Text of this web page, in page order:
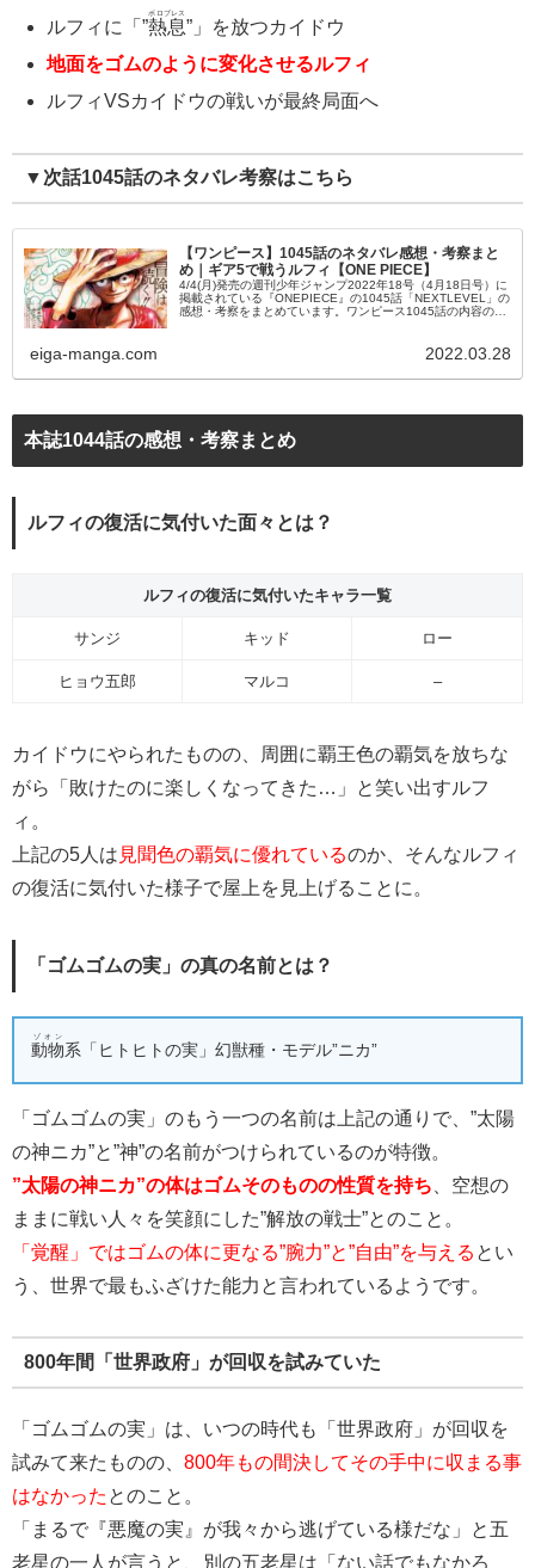
ルフィに「”熱息
ボロブレス
”」を放つカイドウ
地面をゴムのように変化させるルフィ
ルフィVSカイドウの戦いが最終局面へ
▼次話1045話のネタバレ考察はこちら
【ワンピース】1045話のネタバレ感想・考察まと
め｜ギア5で戦うルフィ【ONE PIECE】
4/4(月)発売の週刊少年ジャンプ2022年18号（4月18日号）に
掲載されている『ONEPIECE』の1045話「NEXTLEVEL」の
感想・考察をまとめています。ワンピース1045話の内容のネ
eiga-manga.com 2022.03.28
本誌1044話の感想・考察まとめ
ルフィの復活に気付いた面々とは？
ルフィの復活に気付いたキャラ一覧
サンジ キッド ロー
ヒョウ五郎 マルコ –
カイドウにやられたものの、周囲に覇王色の覇気を放ちな
がら「敗けたのに楽しくなってきた…」と笑い出すルフ
ィ。
上記の5人は 見聞色の覇気に優れているのか、そんなルフィ
の復活に気付いた様子で屋上を見上げることに。
「ゴムゴムの実」の真の名前とは？
動物
ゾオン
系「ヒトヒトの実」幻獣種・モデル”ニカ”
「ゴムゴムの実」のもう一つの名前は上記の通りで、”太陽
の神ニカ”と”神”の名前がつけられているのが特徴。
”太陽の神ニカ”の体はゴムそのものの性質を持ち 、空想の
ままに戦い人々を笑顔にした”解放の戦士”とのこと。
「覚醒」ではゴムの体に更なる”腕力”と”自由”を与える とい
う、世界で最もふざけた能力と言われているようです。
800年間「世界政府」が回収を試みていた
「ゴムゴムの実」は、いつの時代も「世界政府」が回収を
試みて来たものの、 800年もの間決してその手中に収まる事
はなかった とのこと。
「まるで『悪魔の実』が我々から逃げている様だな」と五
老星の一人が言うと、別の五老星は「ない話でもなかろ